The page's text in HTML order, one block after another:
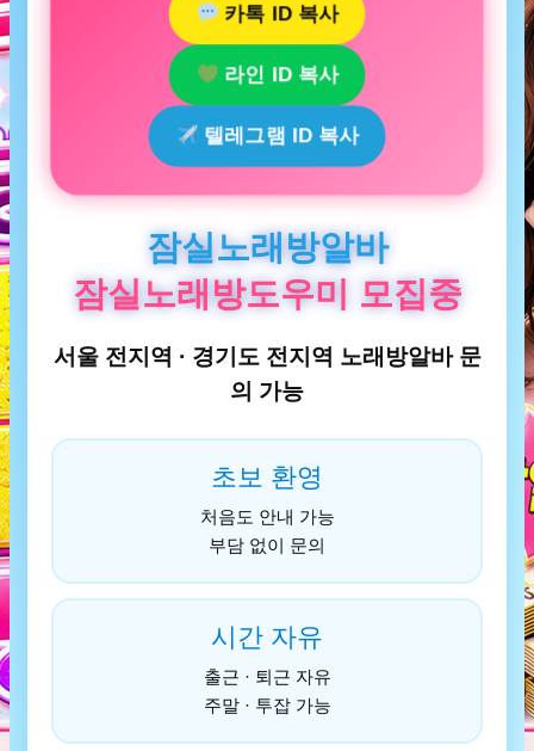
카톡 ID 복사
라인 ID 복사
텔레그램 ID 복사
잠실노래방알바
잠실노래방도우미 모집중
서울 전지역 · 경기도 전지역 노래방알바 문
의 가능
초보 환영
처음도 안내 가능
부담 없이 문의
시간 자유
출근 · 퇴근 자유
주말 · 투잡 가능